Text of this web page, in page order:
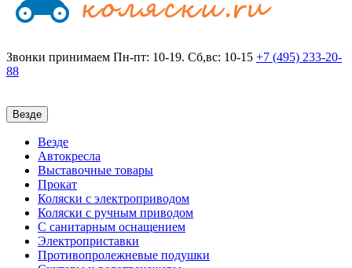
Звонки принимаем Пн-пт: 10-19. Сб,вс: 10-15 +7 (495) 233-20-
88
Везде
Везде
Автокресла
Выставочные товары
Прокат
Коляски с электроприводом
Коляски с ручным приводом
С санитарным оснащением
Электроприставки
Противопролежневые подушки